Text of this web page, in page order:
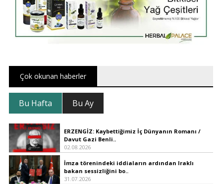
Çok okunan haberler
Bu Hafta Bu Ay
ERZENGİZ: Kaybettiğimiz İç Dünyanın Romanı /
Davut Gazi Benli..
02.08.2026
İmza törenindeki iddiaların ardından Iraklı
bakan sessizliğini bo..
31.07.2026